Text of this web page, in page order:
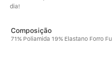
dia!
71% Poliamida 19% Elastano Forro